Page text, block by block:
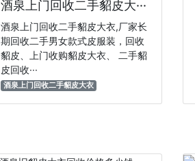
酒泉上门回收二手貂皮大···
酒泉上门回收二手貂皮大衣,厂家长
期回收二手男女款式皮服装，回收
貂皮、上门收购貂皮大衣、 二手貂
皮回收···
酒泉上门回收二手貂皮大衣